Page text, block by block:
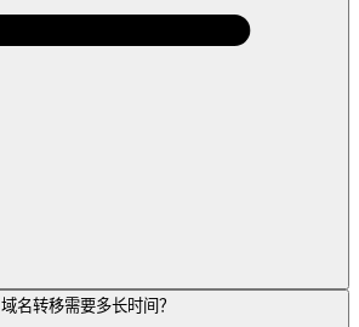
域名转移需要多长时间？